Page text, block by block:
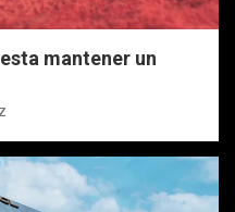
mantener un